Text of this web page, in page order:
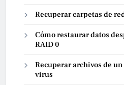
Recuperar carpetas de
Cómo restaurar datos
RAID 0
Recuperar archivos de
virus